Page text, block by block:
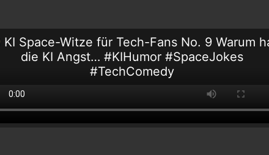
KI Space-Witze für Tech-Fans No. 9 Warum
die KI Angst… #KIHumor #SpaceJokes
#TechComedy